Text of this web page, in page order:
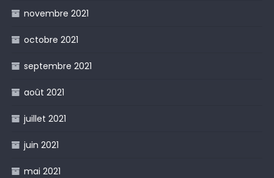
novembre 2021
octobre 2021
septembre 2021
août 2021
juillet 2021
juin 2021
mai 2021